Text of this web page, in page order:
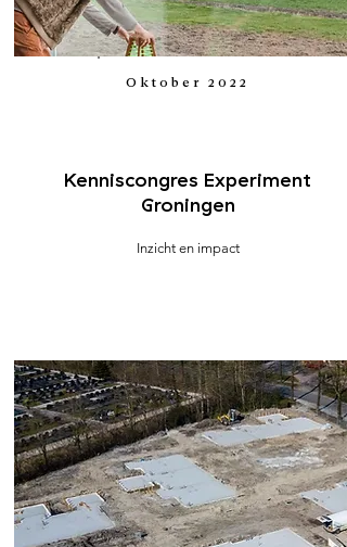
Oktober 2022
Kenniscongres Experiment
Groningen
Inzicht en impact